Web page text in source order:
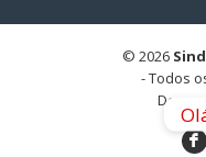
© 2026
- Todos
F